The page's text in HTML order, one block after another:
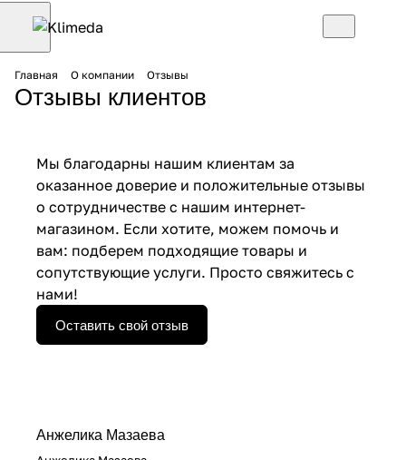
Главная О компании Отзывы
Отзывы клиентов
Мы благодарны нашим клиентам за
оказанное доверие и положительные отзывы
о сотрудничестве с нашим интернет-
магазином. Если хотите, можем помочь и
вам: подберем подходящие товары и
сопутствующие услуги. Просто свяжитесь с
нами!
Оставить свой отзыв
Анжелика Мазаева